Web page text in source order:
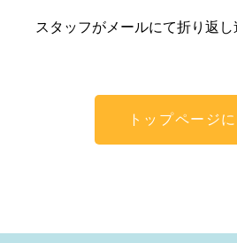
スタッフがメールにて折り返し
トップページ